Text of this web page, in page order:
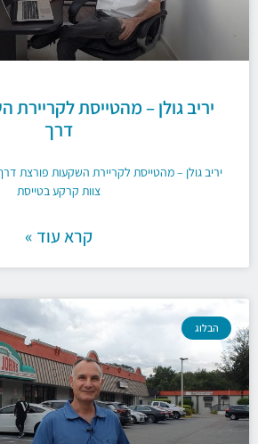
יריב גולן – מהטייסת
דרך
יריב גולן – מהטייסת לקריירת השקעות פורצת
צוות קרקע בטייסת
קרא עוד »
הבלוג